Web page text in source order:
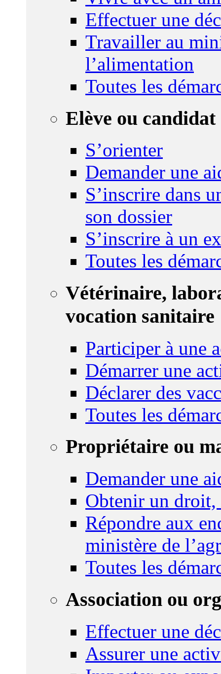
Effectuer une
Travailler au
l’alimentation
Toutes les
Elève ou candidat
S’orienter
Demander une
S’inscrire dans
son dossier
S’inscrire à un
Toutes les
Vétérinaire,
vocation sanitaire
Participer à une
Démarrer une
Déclarer des
Toutes les
Propriétaire ou
Demander une
Obtenir un droit,
Répondre aux
ministère de
Toutes les
Association ou
Effectuer une
Assurer une